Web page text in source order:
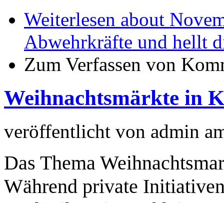
Weiterlesen about
Abwehrkräfte und hellt
Zum Verfassen von
Weihnachtsmärkte in
veröffentlicht von admin
Das Thema
Während private